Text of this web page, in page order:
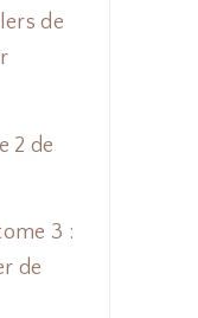
de
2 de
3 :
de